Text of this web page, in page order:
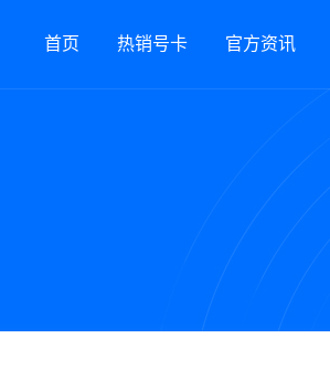
首页 热销号卡 官方资讯